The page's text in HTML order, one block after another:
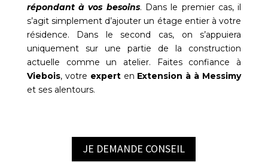
répondant à vos besoins. Dans le premier cas, il
s’agit simplement d’ajouter un étage entier à votre
résidence. Dans le second cas, on s’appuiera
uniquement sur une partie de la construction
actuelle comme un atelier. Faites confiance à
Viebois, votre experten Extension à à Messimy
et ses alentours.
JE DEMANDE CONSEIL